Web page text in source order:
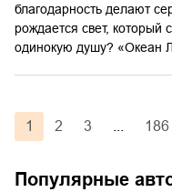
благодарность делают
рождается свет, который
одинокую душу? «Океан
1 2 3 186
Популярные